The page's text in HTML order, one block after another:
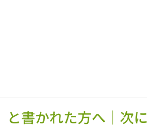
書かれた方へ｜次